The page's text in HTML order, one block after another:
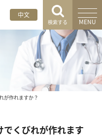
中文
検索する MENU
が作れますか？
くびれが作れます